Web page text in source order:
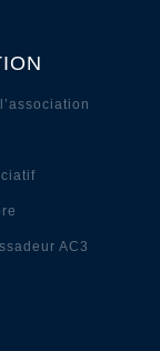
AC3